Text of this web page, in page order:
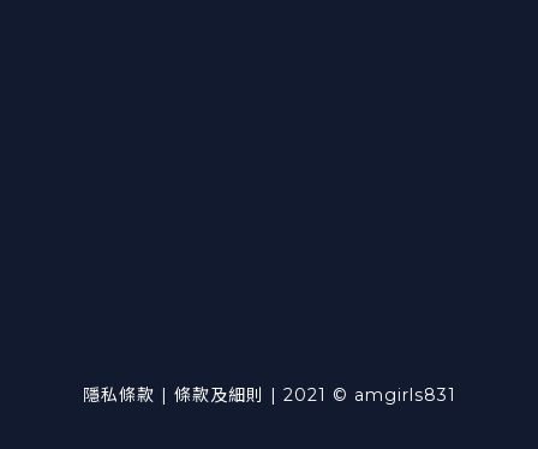
隱私條款 | 條款及細則 | 2021 © amgirls831